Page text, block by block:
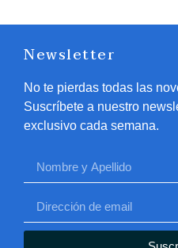
Newsletter
No te pierdas todas las
Suscríbete a nuestro
exclusivo cada semana.